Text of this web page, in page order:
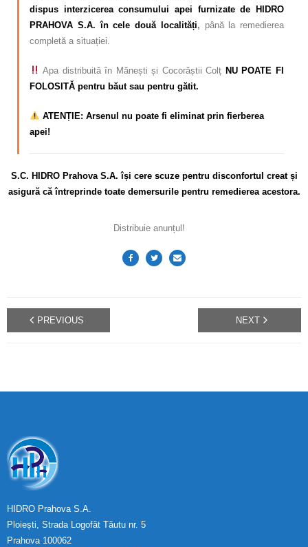
dispus interzicerea consumului apei furnizate de HIDRO
PRAHOVA S.A. în cele două localități, până la remedierea
completă a situației.
Apa distribuită în Mănești și Cocorăștii Colț NU POATE FI
FOLOSITĂ pentru băut sau pentru gătit.
ATENȚIE: Arsenul nu poate fi eliminat prin fierberea
apei!
S.C. HIDRO Prahova S.A. își cere scuze pentru disconfortul creat și
asigură că întreprinde toate demersurile pentru remedierea acestora.
Distribuie anunțul!
PREVIOUS NEXT
HIDRO Prahova S.A.
Ploiești, Strada Logofăt Tăutu nr. 5
Prahova 100062